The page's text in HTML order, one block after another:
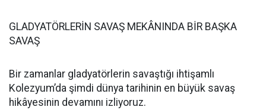
GLADYATÖRLERİN SAVAŞ MEKÂNINDA BİR BAŞKA
SAVAŞ
Bir zamanlar gladyatörlerin savaştığı ihtişamlı
Kolezyum’da şimdi dünya tarihinin en büyük savaş
hikâyesinin devamını izliyoruz.